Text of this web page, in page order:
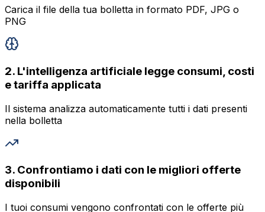
Carica il file della tua bolletta in formato PDF, JPG o
PNG
2. L'intelligenza artificiale legge consumi, costi
e tariffa applicata
Il sistema analizza automaticamente tutti i dati presenti
nella bolletta
3. Confrontiamo i dati con le migliori offerte
disponibili
I tuoi consumi vengono confrontati con le offerte più